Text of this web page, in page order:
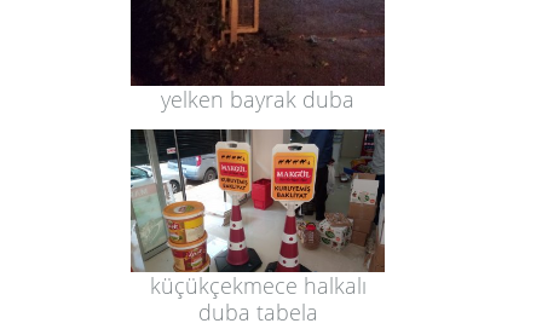
yelken bayrak duba
küçükçekmece halkalı
duba tabela